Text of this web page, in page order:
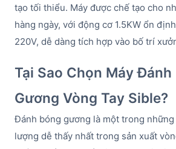
tạo tối thiểu. Máy được chế tạo cho
hàng ngày, với động cơ 1.5KW ổn
220V, dễ dàng tích hợp vào bố trí
Tại Sao Chọn Máy Đánh
Gương Vòng Tay Sible?
Đánh bóng gương là một trong
lượng dễ thấy nhất trong sản xuất